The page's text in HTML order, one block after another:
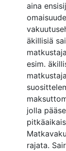
aina
äkillisiä
esim.
jolla
rajata.